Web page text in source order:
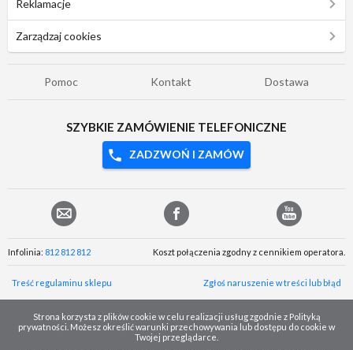
Reklamacje
Zarządzaj cookies
Pomoc Kontakt Dostawa
SZYBKIE ZAMÓWIENIE TELEFONICZNE
ZADZWOŃ I ZAMÓW
Infolinia: 812 812 812 Koszt połączenia zgodny z cennikiem operatora.
Treść regulaminu sklepu Zgłoś naruszenie w treści lub błąd
Strona korzysta z plików cookie w celu realizacji usług zgodnie z Polityką
prywatności. Możesz określić warunki przechowywania lub dostępu do cookie w
Twojej przeglądarce.